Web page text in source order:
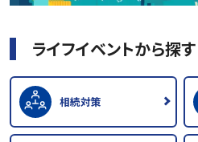
ライフイベントから探す
相続対策